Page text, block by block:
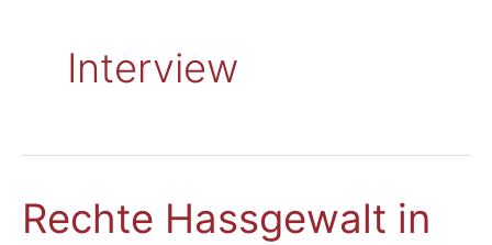
Interview
Rech­te Hass­ge­walt in
Rech­
te